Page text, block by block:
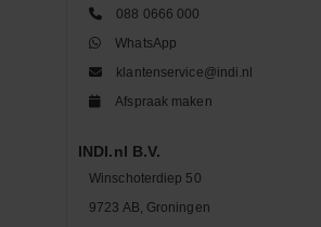
088 0666 000
WhatsApp
klantenservice@indi.nl
Afspraak maken
INDI.nl B.V.
Winschoterdiep 50
9723 AB, Groningen